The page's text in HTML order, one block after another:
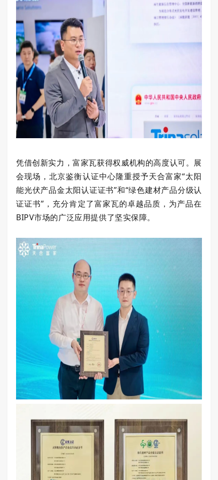
凭借创新实力，富家瓦获得权威机构的高度认可。展
会现场，北京鉴衡认证中心隆重授予天合富家“太阳
能光伏产品金太阳认证证书”和“绿色建材产品分级认
证证书” ，充分肯定了富家瓦的卓越品质，为产品在
BIPV市场的广泛应用提供了坚实保障。